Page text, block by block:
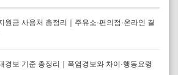
원금 사용처 총정리｜주유소·편의점·온라인 결
경보 기준 총정리｜폭염경보와 차이·행동요령